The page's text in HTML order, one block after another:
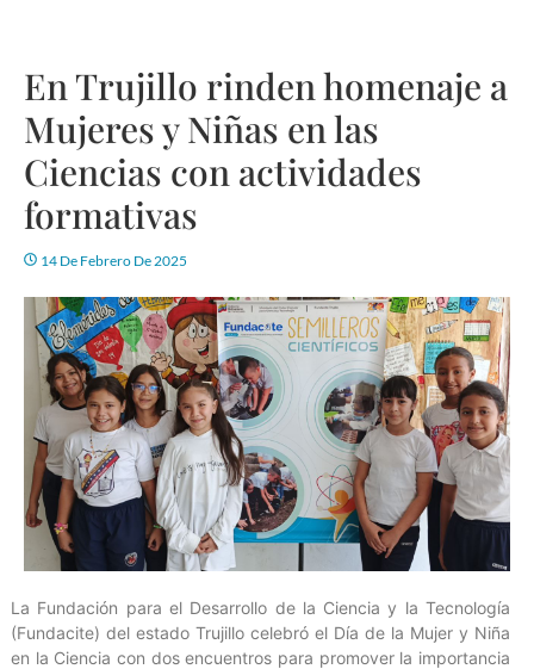
En Trujillo rinden homenaje a
Mujeres y Niñas en las
Ciencias con actividades
formativas
14 De Febrero De 2025
La Fundación para el Desarrollo de la Ciencia y la Tecnología
(Fundacite) del estado Trujillo celebró el Día de la Mujer y Niña
en la Ciencia con dos encuentros para promover la importancia